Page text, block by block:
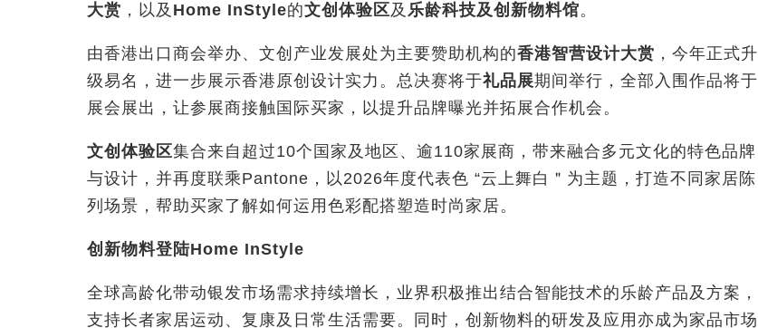
大赏 ，以及 Home InStyle的文创体验区及 乐龄科技及创新物料馆。
由香港出口商会举办、文创产业发展处为主要赞助机构的香港智营设计大赏 ，今年正式升
级易名，进一步展示香港原创设计实力。总决赛将于礼品展期间举行，全部入围作品将于
展会展出，让参展商接触国际买家，以提升品牌曝光并拓展合作机会。
文创体验区集合来自超过10个国家及地区、逾110家展商，带来融合多元文化的特色品牌
与设计，并再度联乘Pantone，以2026年度代表色 “云上舞白＂为主题，打造不同家居陈
列场景，帮助买家了解如何运用色彩配搭塑造时尚家居。
创新物料登陆Home InStyle
全球高龄化带动银发市场需求持续增长，业界积极推出结合智能技术的乐龄产品及方案，
支持长者家居运动、复康及日常生活需要。同时，创新物料的研发及应用亦成为家品市场